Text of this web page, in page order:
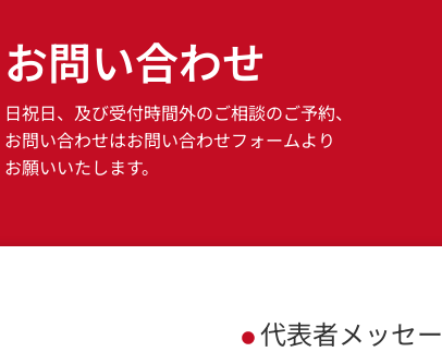
お問い合わせ
日祝日、及び受付時間外のご相談のご予約、
お問い合わせはお問い合わせフォームより
お願いいたします。
代表者メッセ